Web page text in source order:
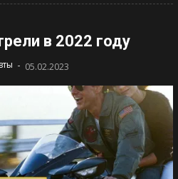
в 2022 году
- 05.02.2023